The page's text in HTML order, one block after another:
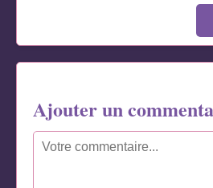
Ajouter un